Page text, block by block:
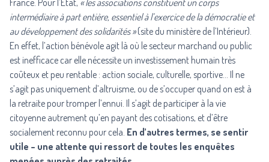
France. Pour l’Etat, « les associations constituent un corps
intermédiaire à part entière, essentiel à l’exercice de la démocratie et
au développement des solidarités »(site du ministère de l’Intérieur).
En effet, l’action bénévole agit là où le secteur marchand ou public
est inefficace car elle nécessite un investissement humain très
coûteux et peu rentable : action sociale, culturelle, sportive… Il ne
s’agit pas uniquement d’altruisme, ou de s’occuper quand on est à
la retraite pour tromper l’ennui. Il s’agit de participer à la vie
citoyenne autrement qu’en payant des cotisations, et d’être
socialement reconnu pour cela. En d’autres termes, se sentir
utile – une attente qui ressort de toutes les enquêtes